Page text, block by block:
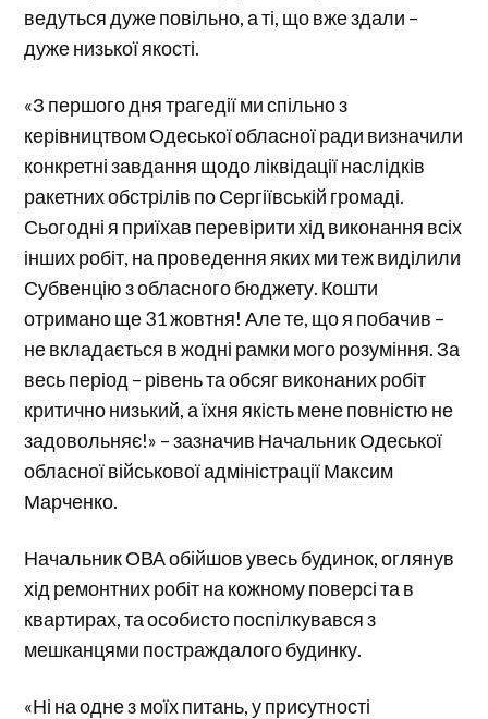
ведуться дуже повільно, а ті, що вже здали –
дуже низької якості.
«З першого дня трагедії ми спільно з
керівництвом Одеської обласної ради визначили
конкретні завдання щодо ліквідації наслідків
ракетних обстрілів по Сергіївській громаді.
Сьогодні я приїхав перевірити хід виконання всіх
інших робіт, на проведення яких ми теж виділили
Субвенцію з обласного бюджету. Кошти
отримано ще 31 жовтня! Але те, що я побачив –
не вкладається в жодні рамки мого розуміння. За
весь період – рівень та обсяг виконаних робіт
критично низький, а їхня якість мене повністю не
задовольняє!» – зазначив Начальник Одеської
обласної військової адміністрації Максим
Марченко.
Начальник ОВА обійшов увесь будинок, оглянув
хід ремонтних робіт на кожному поверсі та в
квартирах, та особисто поспілкувався з
мешканцями постраждалого будинку.
«Ні на одне з моїх питань, у присутності